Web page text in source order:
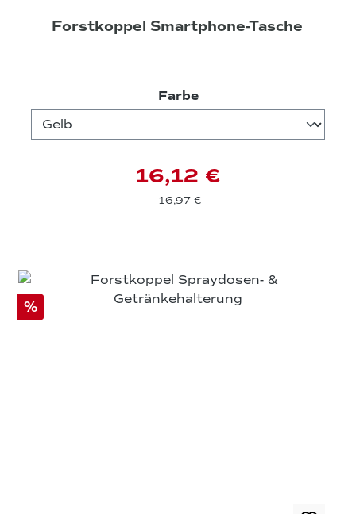
Forstkoppel Smartphone-Tasche
Farbeauswählen
16,12 €
16,97 €
%